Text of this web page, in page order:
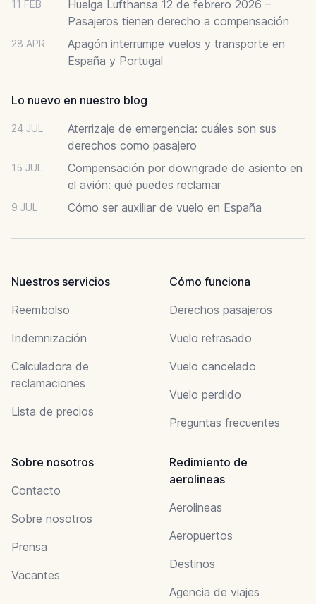
11 FEB
Huelga Lufthansa 12 de febrero 2026 –
Pasajeros tienen derecho a compensación
28 APR
Apagón interrumpe vuelos y transporte en
España y Portugal
Lo nuevo en nuestro blog
24 JUL
Aterrizaje de emergencia: cuáles son sus
derechos como pasajero
15 JUL
Compensación por downgrade de asiento en
el avión: qué puedes reclamar
9 JUL Cómo ser auxiliar de vuelo en España
Nuestros servicios
Reembolso
Indemnización
Calculadora de
reclamaciones
Lista de precios
Cómo funciona
Derechos pasajeros
Vuelo retrasado
Vuelo cancelado
Vuelo perdido
Preguntas frecuentes
Sobre nosotros
Contacto
Sobre nosotros
Prensa
Vacantes
Redimiento de
aerolineas
Aerolineas
Aeropuertos
Destinos
Agencia de viajes